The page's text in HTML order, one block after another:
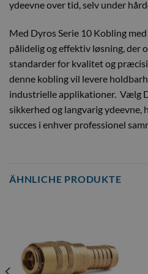
ydeevne over tid, selv under
Med Dyros Serie 10 Kobling
pålidelig og effektiv løsning, der
standarder for kvalitet og
denne kobling vil levere
industrielle applikationer. Vælg
sikkerhed og langvarig ydeevne,
succes i enhver professionel
ÄHNLICHE PRODUKTE